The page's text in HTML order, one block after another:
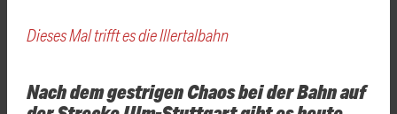
Dieses Mal trifft es die Illertalbahn
Nach dem gestrigen Chaos bei der Bahn auf